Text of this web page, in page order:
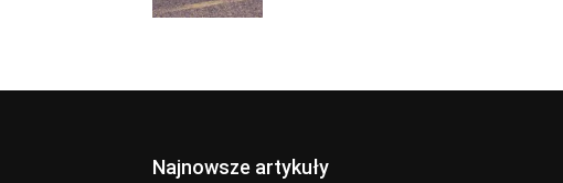
Najnowsze artykuły